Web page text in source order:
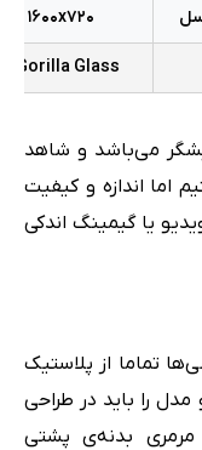
۱۶۰۰x۷۲۰ پیکسل
Gorilla Glass
می‌باشد و شاهد
اما اندازه و کیفیت
یا گیمینگ اندکی
تماما از پلاستیک
را باید در طراحی
مرمری بدنه‌ی پشتی